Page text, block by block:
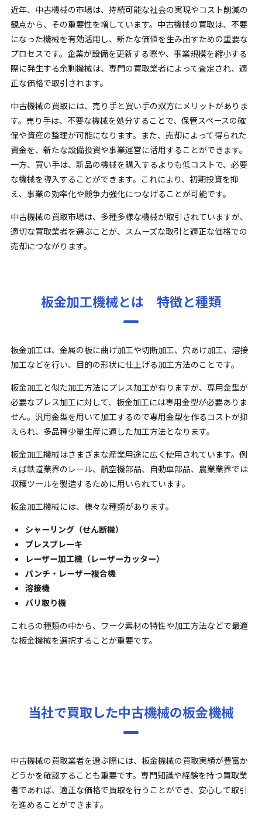
近年、中古機械の市場は、持続可能な社会の実現やコスト削減の
観点から、その重要性を増しています。中古機械の買取は、不要
になった機械を有効活用し、新たな価値を生み出すための重要な
プロセスです。企業が設備を更新する際や、事業規模を縮小する
際に発生する余剰機械は、専門の買取業者によって査定され、適
正な価格で取引されます。
中古機械の買取には、売り手と買い手の双方にメリットがありま
す。売り手は、不要な機械を処分することで、保管スペースの確
保や資産の整理が可能になります。また、売却によって得られた
資金を、新たな設備投資や事業運営に活用することができます。
一方、買い手は、新品の機械を購入するよりも低コストで、必要
な機械を導入することができます。これにより、初期投資を抑
え、事業の効率化や競争力強化につなげることが可能です。
中古機械の買取市場は、多種多様な機械が取引されていますが、
適切な買取業者を選ぶことが、スムーズな取引と適正な価格での
売却につながります。
板金加工機械とは 特徴と種類
板金加工は、金属の板に曲げ加工や切断加工、穴あけ加工、溶接
加工などを行い、目的の形状に仕上げる加工方法のことです。
板金加工と似た加工方法にプレス加工が有りますが、専用金型が
必要なプレス加工に対して、板金加工には専用金型が必要ありま
せん。汎用金型を用いて加工するので専用金型を作るコストが抑
えられ、多品種少量生産に適した加工方法となります。
板金加工機械はさまざまな産業用途に広く使用されています。例
えば鉄道業界のレール、航空機部品、自動車部品、農業業界では
収穫ツールを製造するために用いられています。
板金加工機械には、様々な種類があります。
シャーリング（せん断機）
プレスブレーキ
レーザー加工機（レーザーカッター）
パンチ・レーザー複合機
溶接機
バリ取り機
これらの種類の中から、ワーク素材の特性や加工方法などで最適
な板金機械を選択することが重要です。
当社で買取した中古機械の板金機械
中古機械の買取業者を選ぶ際には、板金機械の買取実績が豊富か
どうかを確認することも重要です。専門知識や経験を持つ買取業
者であれば、適正な価格で買取を行うことができ、安心して取引
を進めることができます。